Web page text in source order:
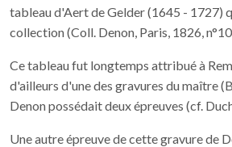
tableau d'Aert de Gelder (1645 - 1727)
collection (Coll. Denon, Paris, 1826,
Ce tableau fut longtemps attribué à
d'ailleurs d'une des gravures du maître
Denon possédait deux épreuves (cf.
Une autre épreuve de cette gravure de